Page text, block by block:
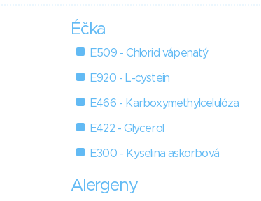
Éčka
E509 - Chlorid vápenatý
E920 - L-cystein
E466 - Karboxymethylcelulóza
E422 - Glycerol
E300 - Kyselina askorbová
Alergeny